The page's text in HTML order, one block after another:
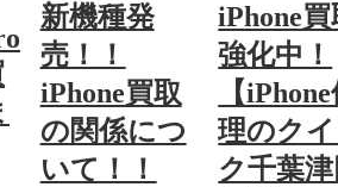
新機種発
売！！
iPhone買取
の関係につ
いて！！
iPhone買
強化中！
【
理のク
ク千葉